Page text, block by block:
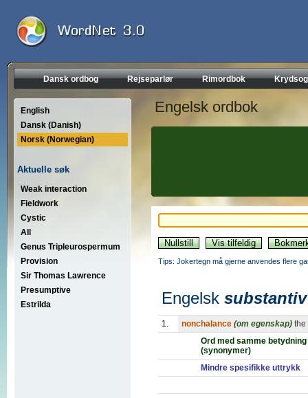
Dansk ordbog Rejseparlør Rimordbok
English
Dansk (Danish)
Norsk (Norwegian)
Aktuelle søk
Weak interaction
Fieldwork
Cystic
All
Genus Tripleurospermum
Provision
Sir Thomas Lawrence
Presumptive
Estrilda
Engelsk ordbok
Tips: Jokertegn må gjerne anvendes flere
Engelsk substantiv
1. nonchalance (om egenskap) the
Ord med samme betydning
(synonymer)
Mindre spesifikke uttrykk